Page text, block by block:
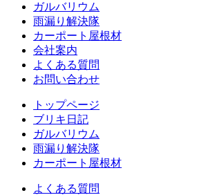
ガルバリウム
雨漏り解決隊
カーポート屋根材
会社案内
よくある質問
お問い合わせ
トップページ
ブリキ日記
ガルバリウム
雨漏り解決隊
カーポート屋根材
よくある質問